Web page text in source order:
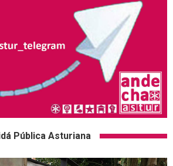
Pública Asturiana